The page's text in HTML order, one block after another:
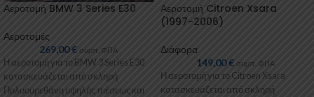
Αεροτομή BMW 3 Series E30
Αεροτομές
269,00€ συμπ. ΦΠΑ
Η αεροτομή για το BMW 3 Series E30
κατασκευάζεται από σκληρή
Πολυουρεθάνη υψηλής πιέσεως και
Αεροτομή Citroen Xsara
(1997-2006)
Διάφορα
149,00€ συμπ. ΦΠΑ
Η αεροτομή για το Citroen Xsara
κατασκευάζεται από σκληρή